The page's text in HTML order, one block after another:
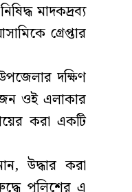
মাদকদ্রব্য
গ্রেপ্তার
দক্ষিণ
ওই এলাকার
করা একটি
উদ্ধার করা